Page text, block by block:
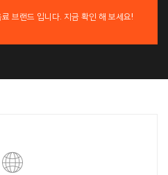
브랜드 입니다. 지금 확인 해 보세요!